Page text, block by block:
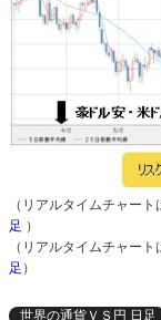
（リアルタイムチャー
足 ）
（リアルタイムチャー
足 ）
世界の通貨ＶＳ円 日足